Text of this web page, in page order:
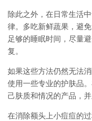
除此之外，在日常生活
律。多吃新鲜蔬果，避
足够的睡眠时间，尽量
复。
如果这些方法仍然无法
使用一些专业的护肤品
己肤质和情况的产品，
在消除额头上小痘痘的